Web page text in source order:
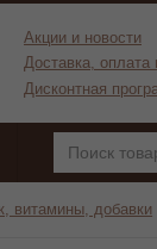
Акции и новости
Доставка, оплата
Дисконтная
витамины, добавки